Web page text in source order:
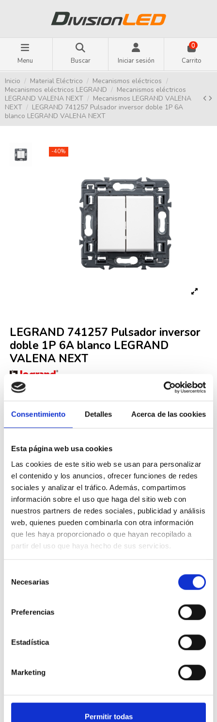
Consentimiento Detalles Acerca de las cookies
Esta página web usa cookies
Las cookies de este sitio web se usan para personalizar
el contenido y los anuncios, ofrecer funciones de redes
sociales y analizar el tráfico. Además, compartimos
información sobre el uso que haga del sitio web con
nuestros partners de redes sociales, publicidad y análisis
web, quienes pueden combinarla con otra información
que les haya proporcionado o que hayan recopilado a
partir del uso que haya hecho de sus servicios.
Necesarias
Preferencias
Estadística
Marketing
Permitir todas
Menu Buscar Iniciar sesión
0
Carrito
Inicio Material Eléctrico
Mecanismos eléctricos
Mecanismos eléctricos LEGRAND
Mecanismos eléctricos
LEGRAND VALENA NEXT
Mecanismos LEGRAND VALENA
NEXT
LEGRAND 741257 Pulsador inversor doble 1P 6A
blanco LEGRAND VALENA NEXT
-40%
LEGRAND 741257 Pulsador inversor
doble 1P 6A blanco LEGRAND
VALENA NEXT
Referencia
Últimas unidades en stock
10,36 €17,27 €
Iva incluido
Descripción
Pulsador inversor doble Valena Next 6 A - 230 V~. Bornes automáticos,
blanco. Los pulsadores Valena Next se suministran con frontal de
acabado para equipar con placas embellecedoras, montaje con tornillos
o garras.
Detalles del producto
Comentarios